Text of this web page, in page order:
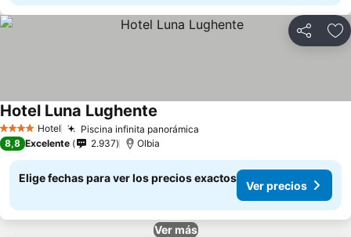
Compartir
4 EstrellasHotel Piscina infinita panorámica
Hotel Luna Lughente
8,8 Excelente 2.937 Olbia
Elige fechas para ver los precios exactos
Ver precios
Ver más